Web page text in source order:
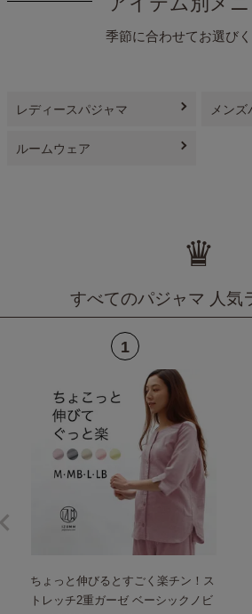
季節に合わせてお選び
レディースパジャマ メンズ
ルームウェア
♛
すべてのパジャマ 人気
ちょっと伸びるとすごく楽チン！ス
トレッチ2重ガーゼ ベーシックノビ